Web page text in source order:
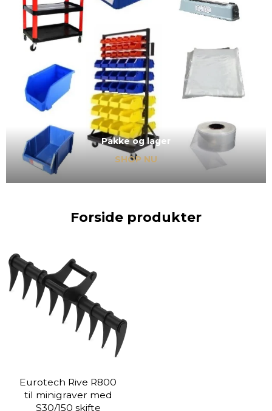
Pakke og lager
SHOP NU
Forside produkter
Eurotech Rive R800
til minigraver med
S30/150 skifte